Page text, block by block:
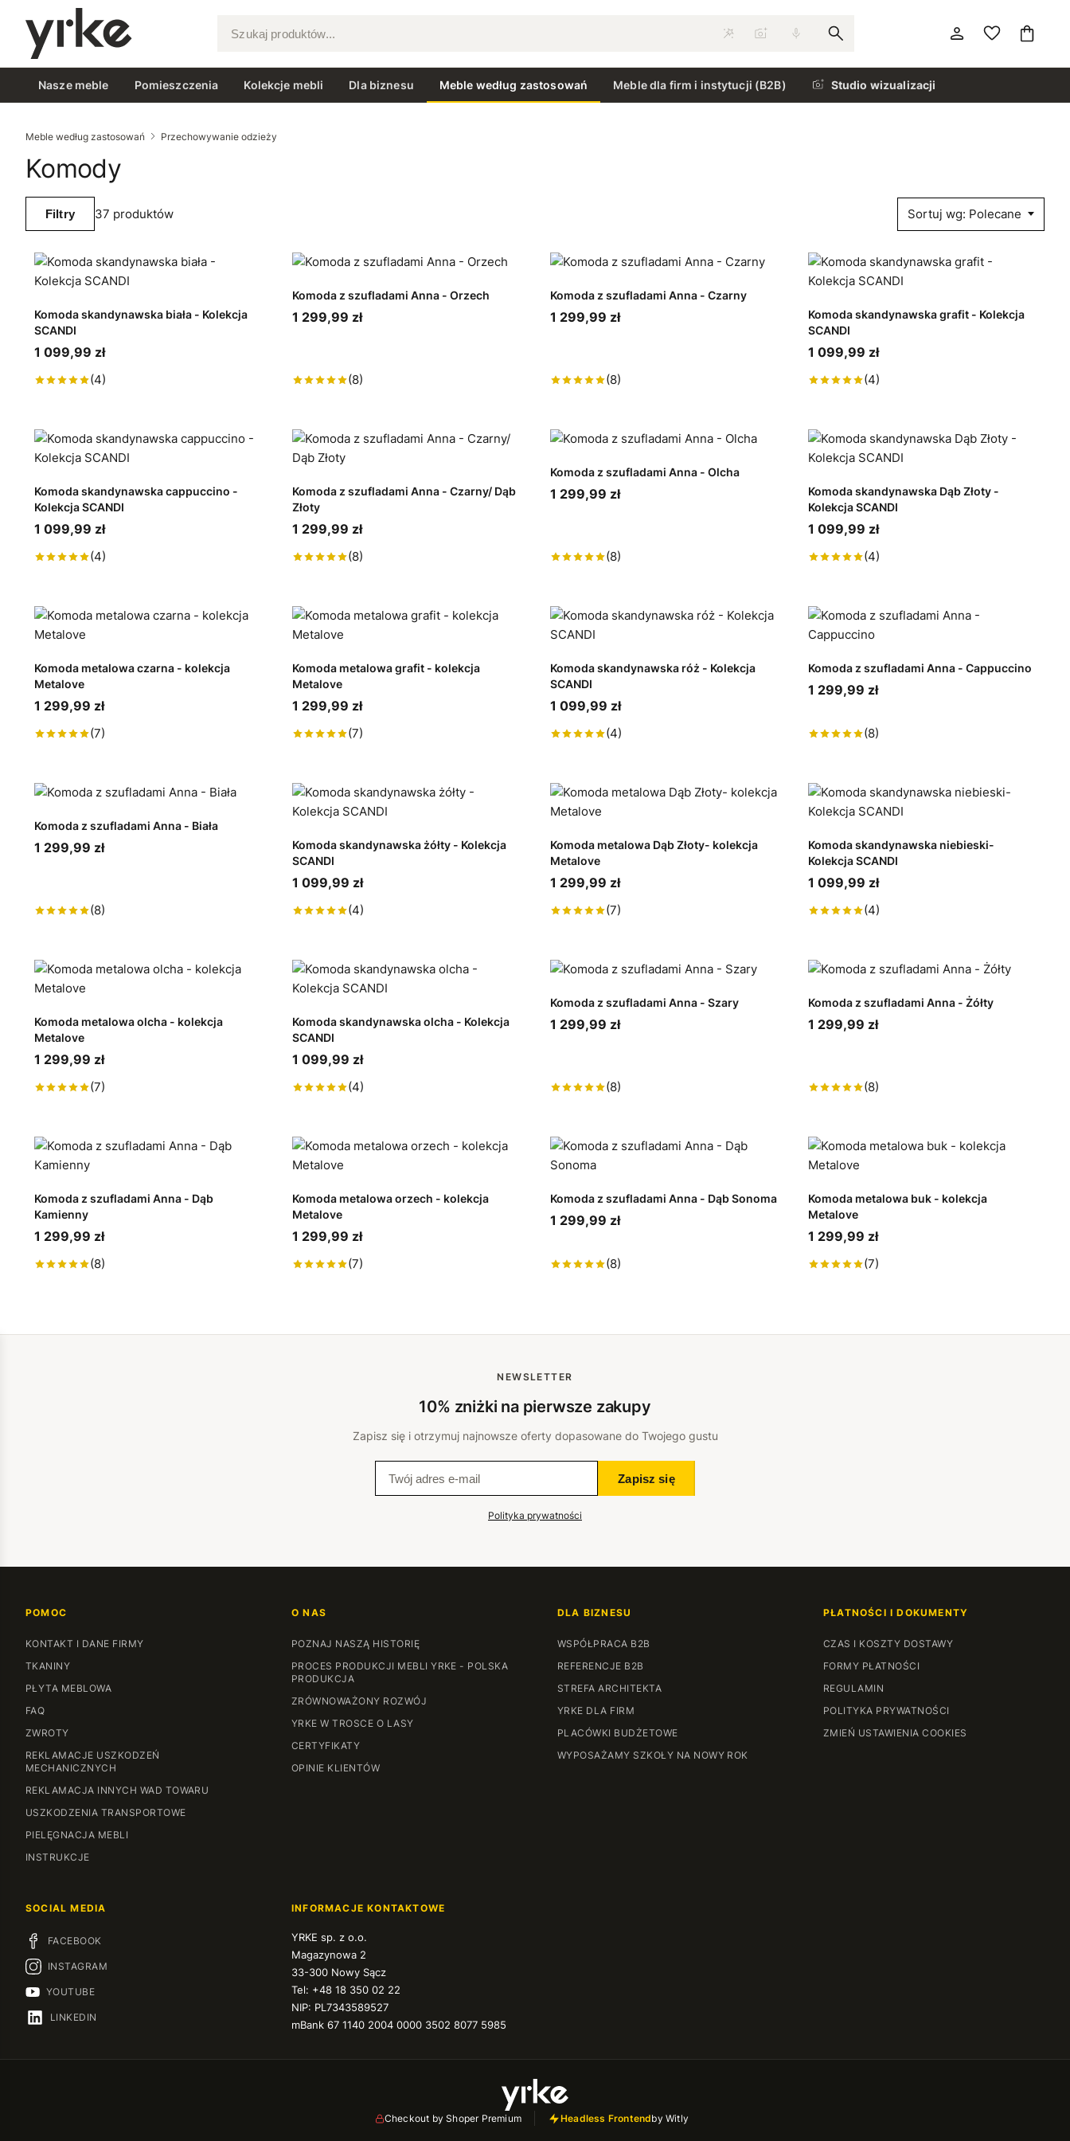
Szukaj produktów...
Nasze meble Pomieszczenia Kolekcje mebli Dla biznesu Meble według zastosowań Meble dla firm i instytucji (B2B) Studio wizualizacji
Meble według zastosowań Przechowywanie odzieży
Komody
Filtry 37 produktów Sortuj wg: Polecane
Komoda skandynawska biała - Kolekcja
SCANDI
1 099,99 zł
(4)
Komoda z szufladami Anna - Orzech
1 299,99 zł
(8)
Komoda z szufladami Anna - Czarny
1 299,99 zł
(8)
Komoda skandynawska grafit - Kolekcja
SCANDI
1 099,99 zł
(4)
Komoda skandynawska cappuccino -
Kolekcja SCANDI
1 099,99 zł
(4)
Komoda z szufladami Anna - Czarny/ Dąb
Złoty
1 299,99 zł
(8)
Komoda z szufladami Anna - Olcha
1 299,99 zł
(8)
Komoda skandynawska Dąb Złoty -
Kolekcja SCANDI
1 099,99 zł
(4)
Komoda metalowa czarna - kolekcja
Metalove
1 299,99 zł
(7)
Komoda metalowa grafit - kolekcja
Metalove
1 299,99 zł
(7)
Komoda skandynawska róż - Kolekcja
SCANDI
1 099,99 zł
(4)
Komoda z szufladami Anna - Cappuccino
1 299,99 zł
(8)
Komoda z szufladami Anna - Biała
1 299,99 zł
(8)
Komoda skandynawska żółty - Kolekcja
SCANDI
1 099,99 zł
(4)
Komoda metalowa Dąb Złoty- kolekcja
Metalove
1 299,99 zł
(7)
Komoda skandynawska niebieski-
Kolekcja SCANDI
1 099,99 zł
(4)
Komoda metalowa olcha - kolekcja
Metalove
1 299,99 zł
(7)
Komoda skandynawska olcha - Kolekcja
SCANDI
1 099,99 zł
(4)
Komoda z szufladami Anna - Szary
1 299,99 zł
(8)
Komoda z szufladami Anna - Żółty
1 299,99 zł
(8)
Komoda z szufladami Anna - Dąb
Kamienny
1 299,99 zł
(8)
Komoda metalowa orzech - kolekcja
Metalove
1 299,99 zł
(7)
Komoda z szufladami Anna - Dąb Sonoma
1 299,99 zł
(8)
Komoda metalowa buk - kolekcja
Metalove
1 299,99 zł
(7)
NEWSLETTER
10% zniżki na pierwsze zakupy
Zapisz się i otrzymuj najnowsze oferty dopasowane do Twojego gustu
Zapisz się
Polityka prywatności
POMOC
KONTAKT I DANE FIRMY
TKANINY
PŁYTA MEBLOWA
FAQ
ZWROTY
REKLAMACJE USZKODZEŃ
MECHANICZNYCH
REKLAMACJA INNYCH WAD TOWARU
USZKODZENIA TRANSPORTOWE
PIELĘGNACJA MEBLI
INSTRUKCJE
O NAS
POZNAJ NASZĄ HISTORIĘ
PROCES PRODUKCJI MEBLI YRKE - POLSKA
PRODUKCJA
ZRÓWNOWAŻONY ROZWÓJ
YRKE W TROSCE O LASY
CERTYFIKATY
OPINIE KLIENTÓW
DLA BIZNESU
WSPÓŁPRACA B2B
REFERENCJE B2B
STREFA ARCHITEKTA
YRKE DLA FIRM
PLACÓWKI BUDŻETOWE
WYPOSAŻAMY SZKOŁY NA NOWY ROK
PŁATNOŚCI I DOKUMENTY
CZAS I KOSZTY DOSTAWY
FORMY PŁATNOŚCI
REGULAMIN
POLITYKA PRYWATNOŚCI
ZMIEŃ USTAWIENIA COOKIES
SOCIAL MEDIA
FACEBOOK
INSTAGRAM
YOUTUBE
LINKEDIN
INFORMACJE KONTAKTOWE
YRKE sp. z o.o.
Magazynowa 2
33-300 Nowy Sącz
Tel: +48 18 350 02 22
NIP: PL7343589527
mBank 67 1140 2004 0000 3502 8077 5985
Checkout by Shoper Premium Headless Frontendby Witly